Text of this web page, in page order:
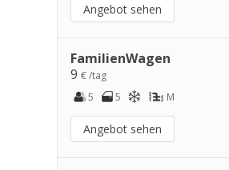
Angebot sehen
FamilienWagen
9 € /tag
5
5 M
Angebot sehen